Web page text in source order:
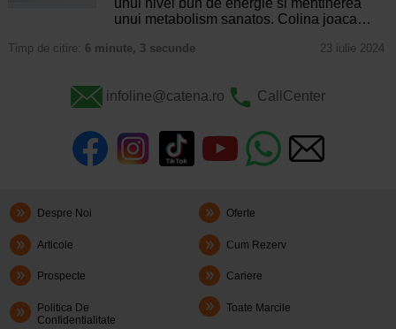
unui metabolism sanatos. Colina joaca…
Timp de citire: 6 minute, 3 secunde 23 iulie 2024
infoline@catena.ro CallCenter
Despre Noi Oferte
Articole Cum Rezerv
Prospecte Cariere
Politica De
Confidentialitate
Toate Marcile